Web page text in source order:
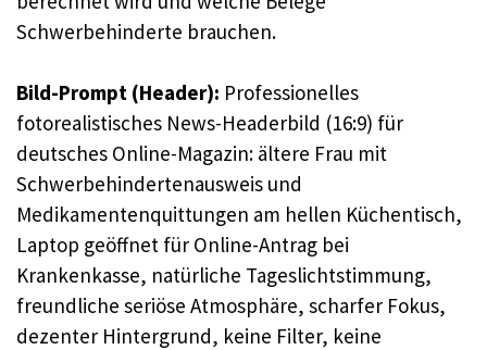
Schwerbehinderte brauchen.
Bild-Prompt (Header): Professionelles
fotorealistisches News-Headerbild (16:9) für
deutsches Online-Magazin: ältere Frau mit
Schwerbehindertenausweis und
Medikamentenquittungen am hellen Küchentisch,
Laptop geöffnet für Online-Antrag bei
Krankenkasse, natürliche Tageslichtstimmung,
freundliche seriöse Atmosphäre, scharfer Fokus,
dezenter Hintergrund, keine Filter, keine